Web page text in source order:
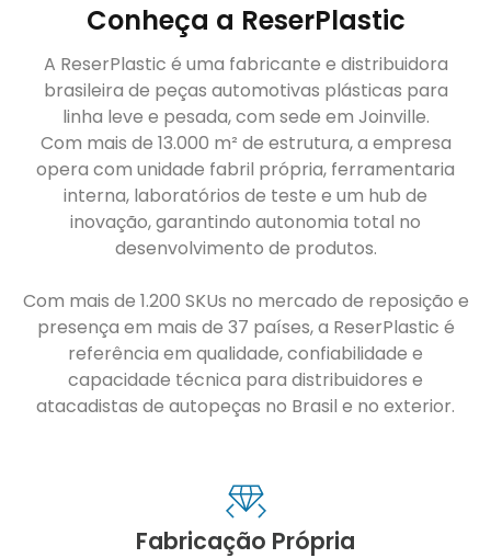
Conheça a ReserPlastic
A ReserPlastic é uma fabricante e distribuidora
brasileira de peças automotivas plásticas para
linha leve e pesada, com sede em Joinville.
Com mais de 13.000 m² de estrutura, a empresa
opera com unidade fabril própria, ferramentaria
interna, laboratórios de teste e um hub de
inovação, garantindo autonomia total no
desenvolvimento de produtos.
Com mais de 1.200 SKUs no mercado de reposição e
presença em mais de 37 países, a ReserPlastic é
referência em qualidade, confiabilidade e
capacidade técnica para distribuidores e
atacadistas de autopeças no Brasil e no exterior.
Fabricação Própria